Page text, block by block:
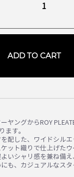
ADD TO CART
ヤングからROY
ます。
配した、ワイドシル
ット織りで仕上げたウ
いシャリ感を兼ね備
も、カジュアルなス
を続ける カート